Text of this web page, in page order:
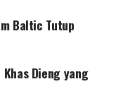
Baltic Tutup
Dieng yang